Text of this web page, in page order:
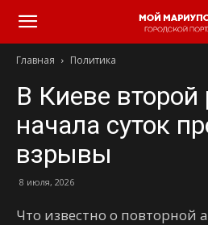
Главная Политика
В Киеве второй
начала суток
взрывы
8 июля, 2026
Что известно о повторной